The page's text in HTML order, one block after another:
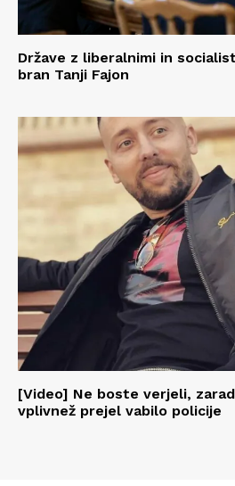
Države z liberalnimi in
bran Tanji Fajon
[Video] Ne boste verjeli,
vplivnež prejel vabilo policije